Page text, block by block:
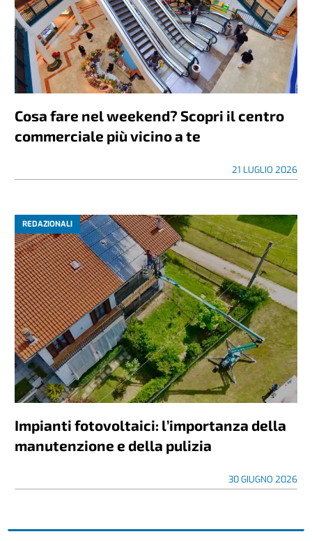
Cosa fare nel weekend? Scopri il centro
commerciale più vicino a te
21 LUGLIO 2026
REDAZIONALI
Impianti fotovoltaici: l’importanza della
manutenzione e della pulizia
30 GIUGNO 2026